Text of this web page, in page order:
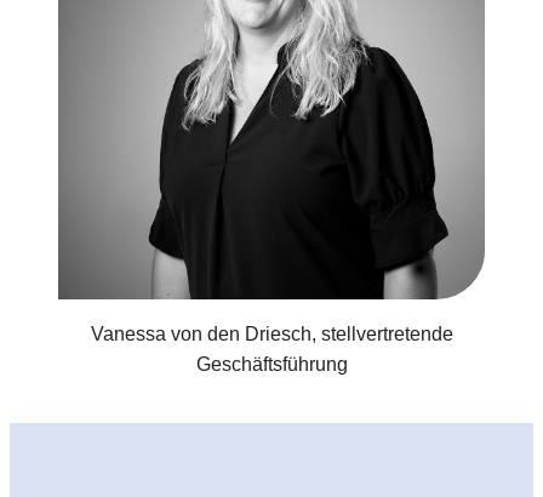
Vanessa von den Driesch, stellvertretende
Geschäftsführung